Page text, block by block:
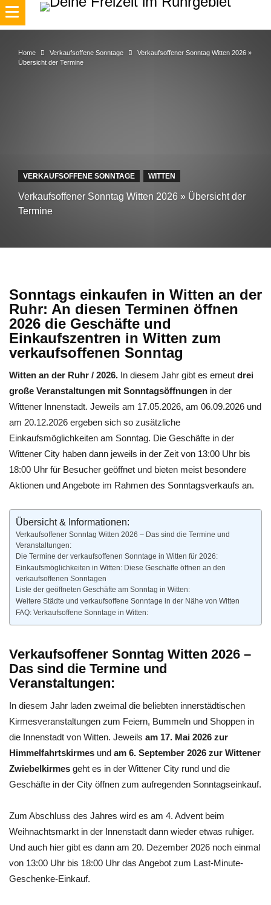
Home Verkaufsoffene Sonntage
Verkaufsoffener Sonntag Witten 2026 »
Übersicht der Termine
VERKAUFSOFFENE SONNTAGE WITTEN
Verkaufsoffener Sonntag Witten 2026 » Übersicht der
Termine
Sonntags einkaufen in Witten an der
Ruhr: An diesen Terminen öffnen
2026 die Geschäfte und
Einkaufszentren in Witten zum
verkaufsoffenen Sonntag
Witten an der Ruhr / 2026. In diesem Jahr gibt es erneut drei
große Veranstaltungen mit Sonntagsöffnungen in der
Wittener Innenstadt. Jeweils am 17.05.2026, am 06.09.2026 und
am 20.12.2026 ergeben sich so zusätzliche
Einkaufsmöglichkeiten am Sonntag. Die Geschäfte in der
Wittener City haben dann jeweils in der Zeit von 13:00 Uhr bis
18:00 Uhr für Besucher geöffnet und bieten meist besondere
Aktionen und Angebote im Rahmen des Sonntagsverkaufs an.
Übersicht & Informationen:
Verkaufsoffener Sonntag Witten 2026 – Das sind die Termine und
Veranstaltungen:
Die Termine der verkaufsoffenen Sonntage in Witten für 2026:
Einkaufsmöglichkeiten in Witten: Diese Geschäfte öffnen an den
verkaufsoffenen Sonntagen
Liste der geöffneten Geschäfte am Sonntag in Witten:
Weitere Städte und verkaufsoffene Sonntage in der Nähe von Witten
FAQ: Verkaufsoffene Sonntage in Witten:
Verkaufsoffener Sonntag Witten 2026 –
Das sind die Termine und
Veranstaltungen:
In diesem Jahr laden zweimal die beliebten innerstädtischen
Kirmesveranstaltungen zum Feiern, Bummeln und Shoppen in
die Innenstadt von Witten. Jeweils am 17. Mai 2026 zur
Himmelfahrtskirmes und am 6. September 2026 zur Wittener
Zwiebelkirmes geht es in der Wittener City rund und die
Geschäfte in der City öffnen zum aufregenden Sonntagseinkauf.
Zum Abschluss des Jahres wird es am 4. Advent beim
Weihnachtsmarkt in der Innenstadt dann wieder etwas ruhiger.
Und auch hier gibt es dann am 20. Dezember 2026 noch einmal
von 13:00 Uhr bis 18:00 Uhr das Angebot zum Last-Minute-
Geschenke-Einkauf.